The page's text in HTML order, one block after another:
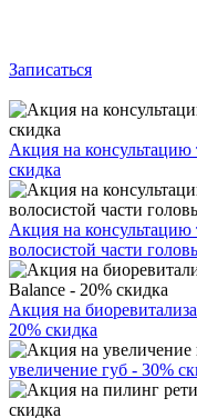
Записаться
Акция на консультацию
скидка
Акция на консультацию
волосистой части
Акция на
20% скидка
увеличение губ - 30%